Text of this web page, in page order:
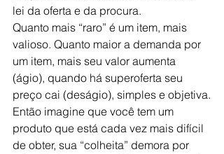
lei da oferta e da procura.
Quanto mais “raro” é um item, mais
valioso. Quanto maior a demanda por
um item, mais seu valor aumenta
(ágio), quando há superoferta seu
preço cai (deságio), simples e objetiva.
Então imagine que você tem um
produto que está cada vez mais difícil
de obter, sua “colheita” demora por